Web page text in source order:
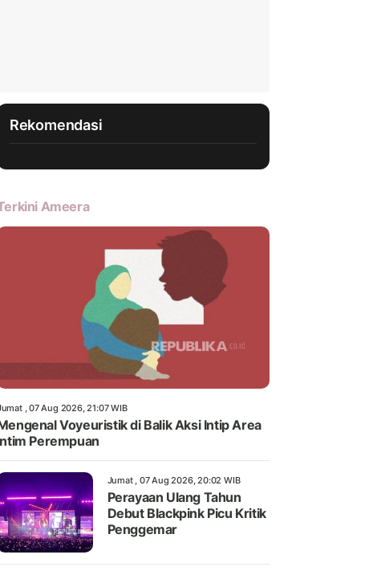
Rekomendasi
Ameera
, 07 Aug 2026, 21:07 WIB
Voyeuristik di Balik Aksi Intip Area
Perempuan
Jumat , 07 Aug 2026, 20:02 WIB
Perayaan Ulang Tahun
Debut Blackpink Picu Kritik
Penggemar